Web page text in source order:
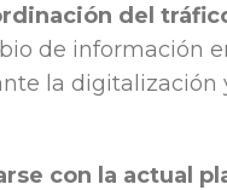
del
de información
la digitalización
con la actual